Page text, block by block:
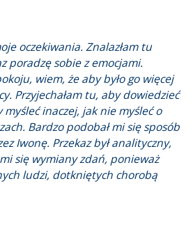
oczekiwania. Znalazłam tu
poradzę sobie z emocjami.
wiem, że aby było go więcej
Przyjechałam tu, aby dowiedzieć
myśleć inaczej, jak nie myśleć o
Bardzo podobał mi się sposób
Iwonę. Przekaz był analityczny,
się wymiany zdań, ponieważ
ludzi, dotkniętych chorobą